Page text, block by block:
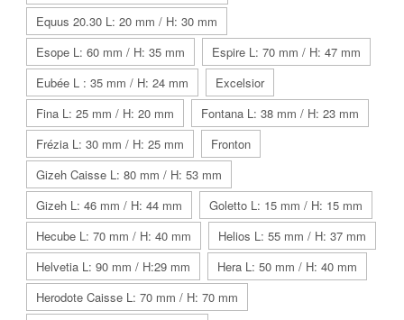
Equus 20.30 L: 20 mm / H: 30 mm
Esope L: 60 mm / H: 35 mm
Espire L: 70 mm / H: 47 mm
Eubée L : 35 mm / H: 24 mm
Excelsior
Fina L: 25 mm / H: 20 mm
Fontana L: 38 mm / H: 23 mm
Frézia L: 30 mm / H: 25 mm
Fronton
Gizeh Caisse L: 80 mm / H: 53 mm
Gizeh L: 46 mm / H: 44 mm
Goletto L: 15 mm / H: 15 mm
Hecube L: 70 mm / H: 40 mm
Helios L: 55 mm / H: 37 mm
Helvetia L: 90 mm / H:29 mm
Hera L: 50 mm / H: 40 mm
Herodote Caisse L: 70 mm / H: 70 mm